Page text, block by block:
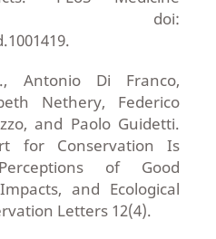
doi:
Antonio Di Franco,
Nethery, Federico
and Paolo Guidetti.
for Conservation Is
of Good
and Ecological
Letters 12(4).